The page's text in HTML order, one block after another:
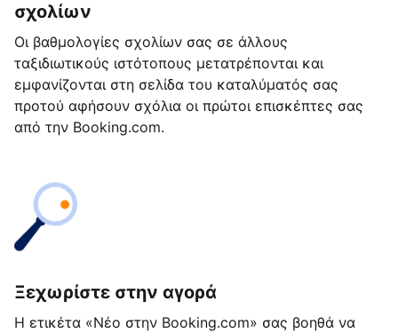
σχολίων
Οι βαθμολογίες σχολίων σας σε άλλους
ταξιδιωτικούς ιστότοπους μετατρέπονται και
εμφανίζονται στη σελίδα του καταλύματός σας
προτού αφήσουν σχόλια οι πρώτοι επισκέπτες σας
από την Booking.com.
Ξεχωρίστε στην αγορά
Η ετικέτα «Νέο στην Booking.com» σας βοηθά να